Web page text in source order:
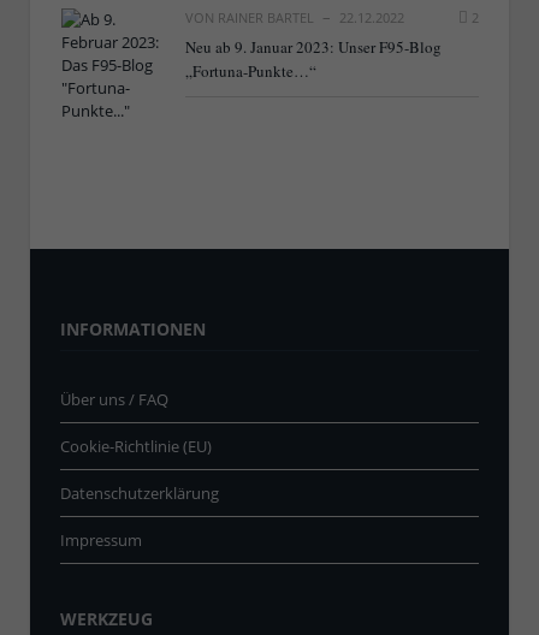
VON RAINER BARTEL 22.12.2022 2
Neu ab 9. Januar 2023: Unser F95-Blog
„Fortuna-Punkte…“
INFORMATIONEN
Über uns / FAQ
Cookie-Richtlinie (EU)
Datenschutzerklärung
Impressum
WERKZEUG